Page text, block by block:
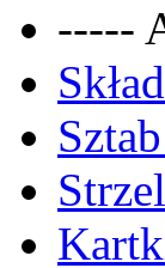
-----
Skład